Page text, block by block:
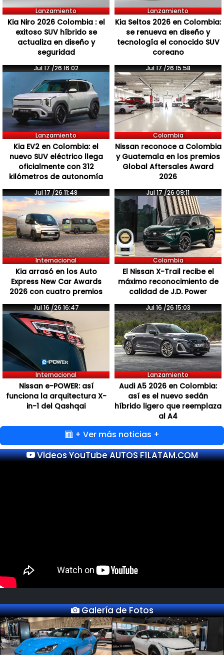
Lanzamiento
Kia Niro 2026 Colombia : el
exitoso SUV híbrido se
actualiza en diseño y
seguridad
Lanzamiento
Kia Seltos 2026 en Colombia:
se renueva en diseño y
tecnología el conocido SUV
coreano
Jul 17 /26 16:02
Lanzamiento
Kia EV2 en Colombia: el
nuevo SUV eléctrico llega
oficialmente con 312
kilómetros de autonomía
Jul 17 /26 15:58
Colombia
Nissan reconoce a Colombia
y Guatemala en los premios
Global Aftersales Award
2026
Jul 17 /26 11:48
Internacional
Kia arrasó en los Auto
Express New Car Awards
2026 con cuatro premios
Jul 17 /26 09:11
Colombia
El Nissan X-Trail recibe el
máximo reconocimiento de
calidad de J.D. Power
Jul 16 /26 16:47
Internacional
Nissan e-POWER: así
funciona la arquitectura X-
in-1 del Qashqai
Jul 16 /26 15:03
Lanzamiento
Audi A5 2026 en Colombia:
así es el nuevo sedán
híbrido ligero que reemplaza
al A4
+ Ver más noticias +
Videos YouTube AUTOS F1LATAM.COM
Galería de Fotos